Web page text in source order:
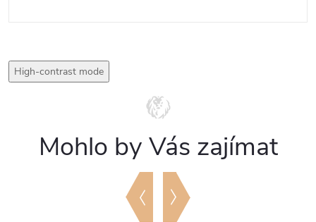
High-contrast mode
Mohlo by Vás zajímat